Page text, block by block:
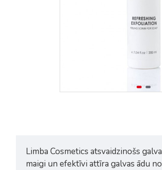
Limba Cosmetics atsvaidzinošs
maigi un efektīvi attīra galvas ādu